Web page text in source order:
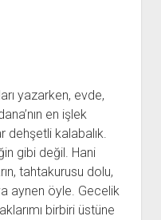
yazarken, evde,
en işlek
dehşetli kalabalık.
gibi değil. Hani
tahtakurusu dolu,
aynen öyle. Gecelik
birbiri üstüne